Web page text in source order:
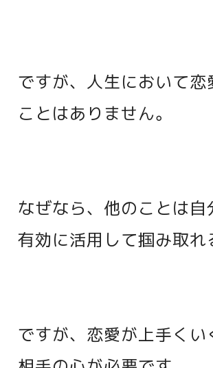
ですが、人生において
ことはありません。
なぜなら、他のことは
有効に活用して掴み取れ
ですが、恋愛が上手くい